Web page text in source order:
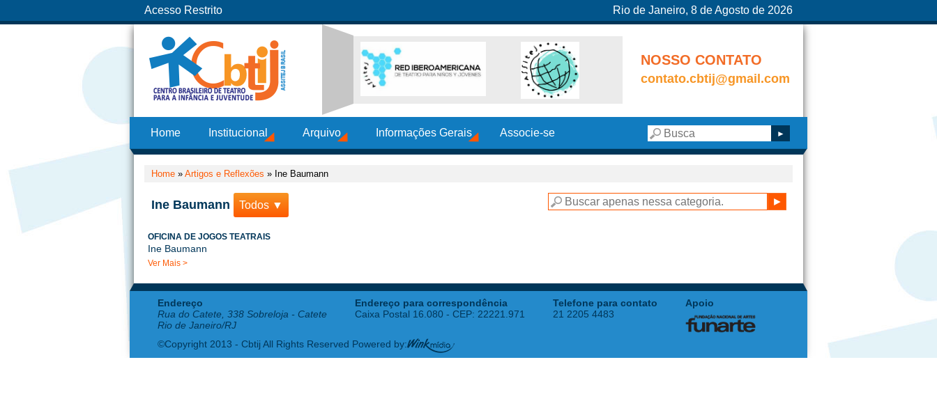
Acesso Restrito Rio de Janeiro, 8 de Agosto de 2026
NOSSO CONTATO
contato.cbtij@gmail.com
Home Institucional Arquivo Informações Gerais Associe-se
Home » Artigos e Reflexões » Ine Baumann
Ine Baumann Todos ▼
OFICINA DE JOGOS TEATRAIS
Ine Baumann
Ver Mais >
Endereço
Rua do Catete, 338 Sobreloja - Catete
Rio de Janeiro/RJ
Endereço para correspondência
Caixa Postal 16.080 - CEP: 22221.971
Telefone para contato
21 2205 4483
Apoio
©Copyright 2013 - Cbtij All Rights Reserved Powered by: